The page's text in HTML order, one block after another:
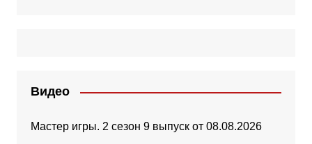
Видео
Мастер игры. 2 сезон 9 выпуск от 08.08.2026